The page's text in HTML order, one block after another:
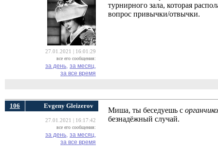
27.01.2021 | 16:01:29
все его сообщения:
за день, за месяц,
за все время
турнирного зала, которая
вопрос привычки/отвычки.
106 Evgeny Gleizerov
27.01.2021 | 16:17:42
все его сообщения:
за день, за месяц,
за все время
Миша, ты беседуешь с
безнадёжный случай.